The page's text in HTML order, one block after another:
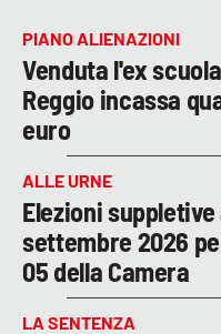
PIANO ALIENAZIONI
Venduta l'ex
Reggio incassa
euro
ALLE URNE
Elezioni
settembre 2026
05 della Camera
LA SENTENZA